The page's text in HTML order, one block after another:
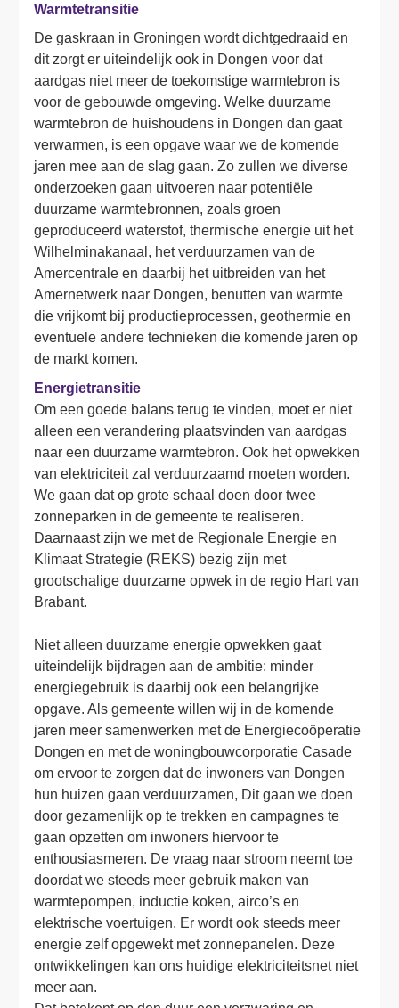
Warmtetransitie
De gaskraan in Groningen wordt dichtgedraaid en
dit zorgt er uiteindelijk ook in Dongen voor dat
aardgas niet meer de toekomstige warmtebron is
voor de gebouwde omgeving. Welke duurzame
warmtebron de huishoudens in Dongen dan gaat
verwarmen, is een opgave waar we de komende
jaren mee aan de slag gaan. Zo zullen we diverse
onderzoeken gaan uitvoeren naar potentiële
duurzame warmtebronnen, zoals groen
geproduceerd waterstof, thermische energie uit het
Wilhelminakanaal, het verduurzamen van de
Amercentrale en daarbij het uitbreiden van het
Amernetwerk naar Dongen, benutten van warmte
die vrijkomt bij productieprocessen, geothermie en
eventuele andere technieken die komende jaren op
de markt komen.
Energietransitie
Om een goede balans terug te vinden, moet er niet
alleen een verandering plaatsvinden van aardgas
naar een duurzame warmtebron. Ook het opwekken
van elektriciteit zal verduurzaamd moeten worden.
We gaan dat op grote schaal doen door twee
zonneparken in de gemeente te realiseren.
Daarnaast zijn we met de Regionale Energie en
Klimaat Strategie (REKS) bezig zijn met
grootschalige duurzame opwek in de regio Hart van
Brabant.
Niet alleen duurzame energie opwekken gaat
uiteindelijk bijdragen aan de ambitie: minder
energiegebruik is daarbij ook een belangrijke
opgave. Als gemeente willen wij in de komende
jaren meer samenwerken met de Energiecoöperatie
Dongen en met de woningbouwcorporatie Casade
om ervoor te zorgen dat de inwoners van Dongen
hun huizen gaan verduurzamen, Dit gaan we doen
door gezamenlijk op te trekken en campagnes te
gaan opzetten om inwoners hiervoor te
enthousiasmeren. De vraag naar stroom neemt toe
doordat we steeds meer gebruik maken van
warmtepompen, inductie koken, airco’s en
elektrische voertuigen. Er wordt ook steeds meer
energie zelf opgewekt met zonnepanelen. Deze
ontwikkelingen kan ons huidige elektriciteitsnet niet
meer aan.